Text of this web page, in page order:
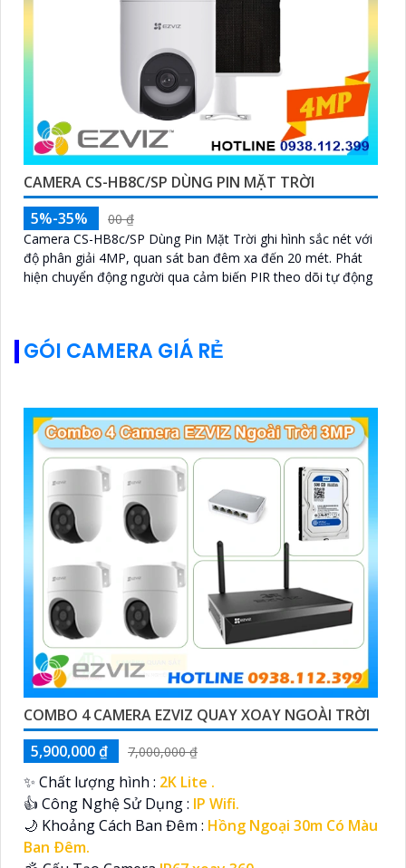
CAMERA CS-HB8C/SP DÙNG PIN MẶT TRỜI
5%-35%
00 ₫
Camera CS-HB8c/SP Dùng Pin Mặt Trời ghi hình sắc nét với
độ phân giải 4MP, quan sát ban đêm xa đến 20 mét. Phát
hiện chuyển động người qua cảm biến PIR theo dõi tự động
GÓI CAMERA GIÁ RẺ
COMBO 4 CAMERA EZVIZ QUAY XOAY NGOÀI TRỜI
5,900,000 ₫
7,000,000 ₫
✨ Chất lượng hình : 2K Lite .
👍 Công Nghệ Sử Dụng : IP Wifi.
🌙 Khoảng Cách Ban Đêm : Hồng Ngoại 30m Có Màu
Ban Ðêm.